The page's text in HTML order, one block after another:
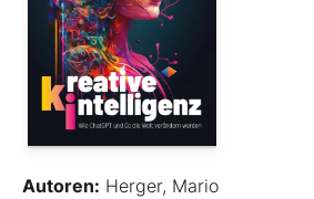
Autoren: Herger, Mario